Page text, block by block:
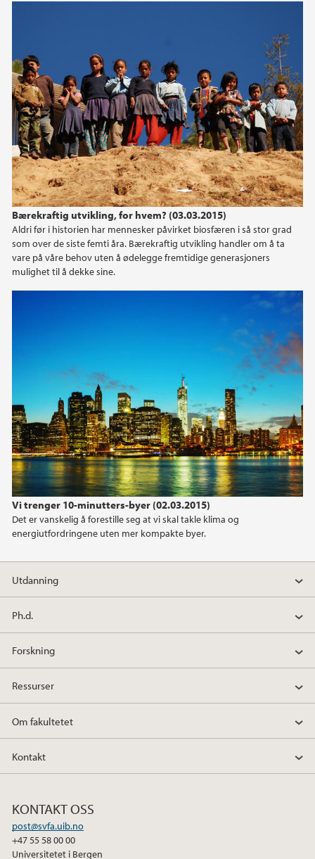
Bærekraftig utvikling, for hvem? (03.03.2015)
Aldri før i historien har mennesker påvirket biosfæren i så stor grad
som over de siste femti åra. Bærekraftig utvikling handler om å ta
vare på våre behov uten å ødelegge fremtidige generasjoners
mulighet til å dekke sine.
Vi trenger 10-minutters-byer (02.03.2015)
Det er vanskelig å forestille seg at vi skal takle klima og
energiutfordringene uten mer kompakte byer.
Utdanning
Ph.d.
Forskning
Ressurser
Om fakultetet
Kontakt
KONTAKT OSS
post@svfa.uib.no
+47 55 58 00 00
Universitetet i Bergen